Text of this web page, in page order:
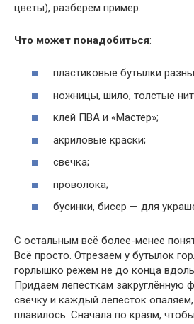
цветы), разберём пример.
Что может понадобиться:
пластиковые бутылки
ножницы, шило, толстые
клей ПВА и «Мастер»;
акриловые краски;
свечка;
проволока;
бусинки, бисер — для
С остальным всё более-менее
Всё просто. Отрезаем у бутылок
горлышко режем не до конца
Придаем лепесткам закруглённую
свечку и каждый лепесток
плавилось. Сначала по краям,